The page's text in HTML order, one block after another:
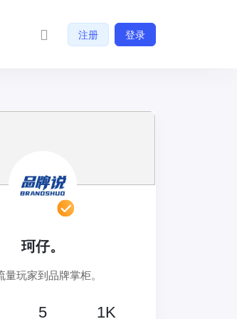
注册 登录
珂仔。
量玩家到品牌掌柜。
5 1K